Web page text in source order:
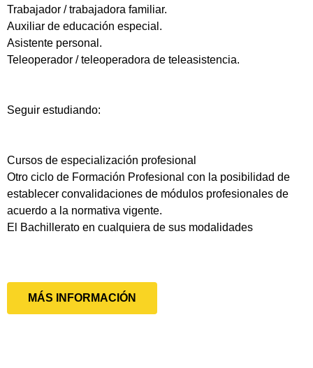
Trabajador / trabajadora familiar.
Auxiliar de educación especial.
Asistente personal.
Teleoperador / teleoperadora de teleasistencia.
Seguir estudiando:
Cursos de especialización profesional
Otro ciclo de Formación Profesional con la posibilidad de
establecer convalidaciones de módulos profesionales de
acuerdo a la normativa vigente.
El Bachillerato en cualquiera de sus modalidades
MÁS INFORMACIÓN